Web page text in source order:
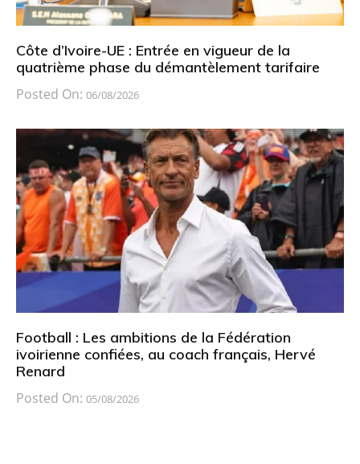
Côte d’Ivoire-UE : Entrée en vigueur de la
quatrième phase du démantèlement tarifaire
Posted On: 06/08/2026
Football : Les ambitions de la Fédération
ivoirienne confiées, au coach français, Hervé
Renard
Posted On: 05/08/2026